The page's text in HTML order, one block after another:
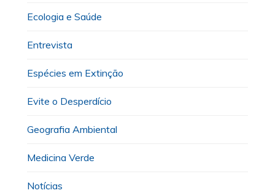
Ecologia e Saúde
Entrevista
Espécies em Extinção
Evite o Desperdício
Geografia Ambiental
Medicina Verde
Notícias